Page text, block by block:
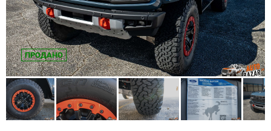
ПРОДАНО